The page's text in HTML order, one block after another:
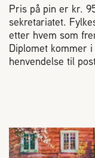
Pris på pin er kr.
sekretariatet.
etter hvem som
Diplomet kommer
henvendelse til